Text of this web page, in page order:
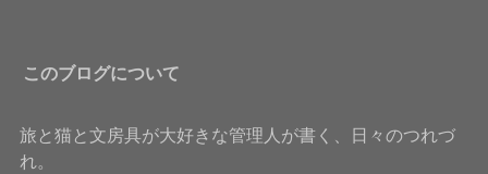
このブログについて
旅と猫と文房具が大好きな管理人が書く、日々のつれづ
れ。